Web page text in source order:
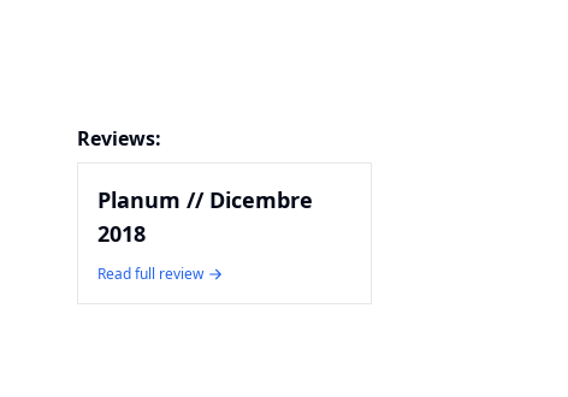
Reviews:
Planum // Dicembre
2018
Read full review